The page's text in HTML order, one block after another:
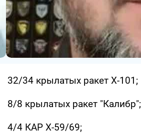
32/34 крылатых ракет Х-101;
8/8 крылатых ракет "Калибр";
4/4 КАР Х-59/69;